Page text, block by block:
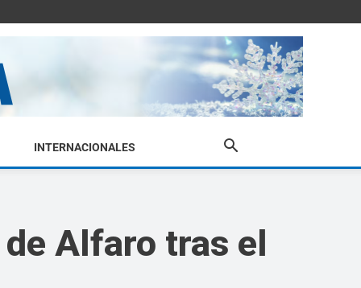
INTERNACIONALES
Alfaro tras el